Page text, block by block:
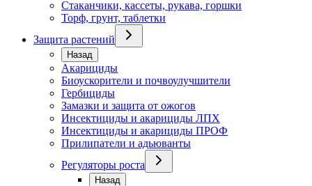
Стаканчики, кассеты, рукава, горшки
Торф, грунт, таблетки
Защита растений
Назад
Акарициды
Биоускорители и почвоулучшители
Гербициды
Замазки и защита от ожогов
Инсектициды и акарициды ЛПХ
Инсектициды и акарициды ПРОФ
Прилипатели и адьюванты
Регуляторы роста
Назад